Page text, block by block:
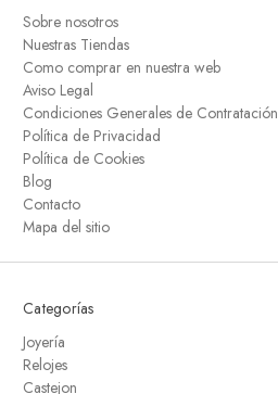
Sobre nosotros
Nuestras Tiendas
Como comprar en nuestra web
Aviso Legal
Condiciones Generales de Contratación
Política de Privacidad
Política de Cookies
Blog
Contacto
Mapa del sitio
Categorías
Joyería
Relojes
Castejon